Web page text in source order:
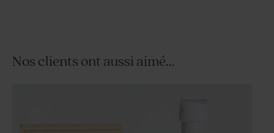
Nos clients ont aussi aimé...